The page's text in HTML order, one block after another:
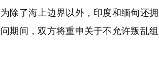
除了海上边界以外，印度和缅甸还拥
期间，双方将重申关于不允许叛乱组